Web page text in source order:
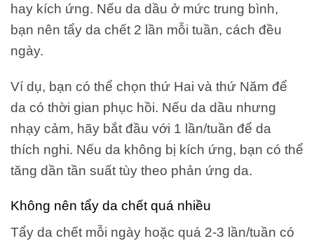
hay kích ứng. Nếu da dầu ở mức trung bình,
bạn nên tẩy da chết 2 lần mỗi tuần, cách đều
ngày.
Ví dụ, bạn có thể chọn thứ Hai và thứ Năm để
da có thời gian phục hồi. Nếu da dầu nhưng
nhạy cảm, hãy bắt đầu với 1 lần/tuần để da
thích nghi. Nếu da không bị kích ứng, bạn có thể
tăng dần tần suất tùy theo phản ứng da.
Không nên tẩy da chết quá nhiều
Tẩy da chết mỗi ngày hoặc quá 2-3 lần/tuần có